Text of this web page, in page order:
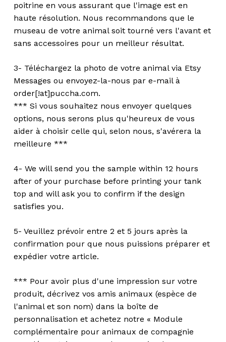
poitrine en vous assurant que l'image est en
haute résolution. Nous recommandons que le
museau de votre animal soit tourné vers l'avant et
sans accessoires pour un meilleur résultat.
3- Téléchargez la photo de votre animal via Etsy
Messages ou envoyez-la-nous par e-mail à
order[!at]puccha.com.
*** Si vous souhaitez nous envoyer quelques
options, nous serons plus qu'heureux de vous
aider à choisir celle qui, selon nous, s'avérera la
meilleure ***
4- We will send you the sample within 12 hours
after of your purchase before printing your tank
top and will ask you to confirm if the design
satisfies you.
5- Veuillez prévoir entre 2 et 5 jours après la
confirmation pour que nous puissions préparer et
expédier votre article.
*** Pour avoir plus d'une impression sur votre
produit, décrivez vos amis animaux (espèce de
l'animal et son nom) dans la boîte de
personnalisation et achetez notre « Module
complémentaire pour animaux de compagnie